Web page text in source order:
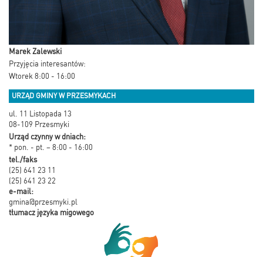
Marek Zalewski
Przyjęcia interesantów:
Wtorek 8:00 - 16:00
URZĄD GMINY W PRZESMYKACH
ul. 11 Listopada 13
08-109 Przesmyki
Urząd czynny w dniach:
* pon. - pt. – 8:00 - 16:00
tel./faks
(25) 641 23 11
(25) 641 23 22
e-mail:
gmina@przesmyki.pl
tłumacz języka migowego